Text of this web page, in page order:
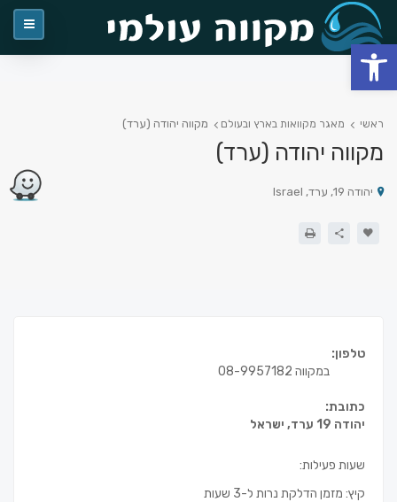
ראשי מאגר מקוואות בארץ ובעולם מקווה יהודה (ערד)
מקווה יהודה (ערד)
יהודה 19, ערד, Israel
טלפון:
במקווה 08-9957182
כתובת:
יהודה 19 ערד, ישראל
שעות פעילות:
קיץ: מזמן הדלקת נרות ל-3 שעות
פתח סרגל נגישות